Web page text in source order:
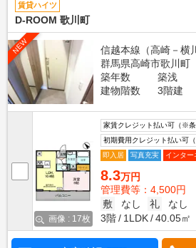
賃貸ハイツ
D-ROOM 歌川町
NEW
信越本線（高崎－横
群馬県高崎市歌川町
築年数
築浅
建物階数
3階建
画像 : 17枚
家賃クレジット払い可（※条
初期費用クレジット払い可
即入居
写真充実 インター
8.3万円
管理費等：4,500円
敷
なし 礼
なし
3階
1LDK 40.05㎡